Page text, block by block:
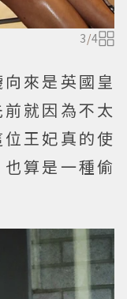
3/4
來是英國皇
就因為不太
王妃真的使
算是一種偷